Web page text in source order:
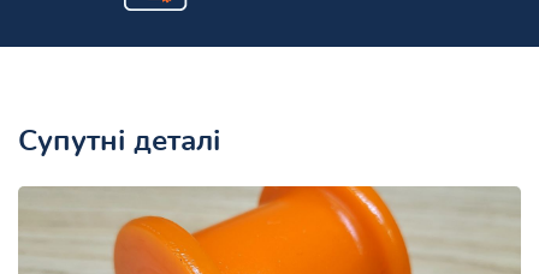
Супутні деталі